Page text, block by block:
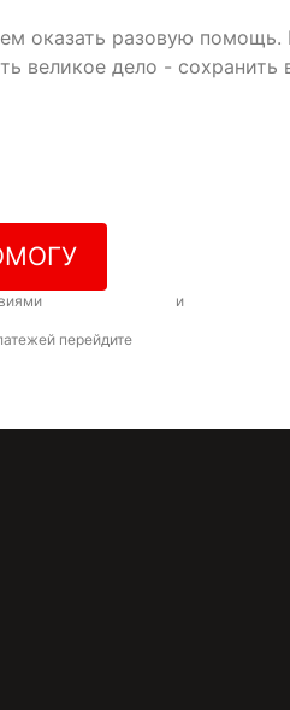
оказать разовую
великое дело -
и
перейдите